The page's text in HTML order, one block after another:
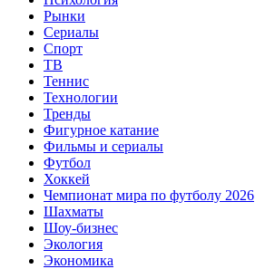
Рынки
Сериалы
Спорт
ТВ
Теннис
Технологии
Тренды
Фигурное катание
Фильмы и сериалы
Футбол
Хоккей
Чемпионат мира по футболу 2026
Шахматы
Шоу-бизнес
Экология
Экономика